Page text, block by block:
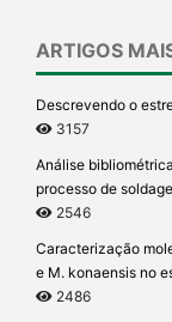
ARTIGOS
Descrevendo o
3157
Análise
processo de
2546
Caracterização
e M. konaensis no
2486